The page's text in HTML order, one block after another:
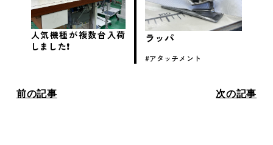
人気機種が複数台入荷
しました❗️
ラッパ
アタッチメント
前の記事 次の記事